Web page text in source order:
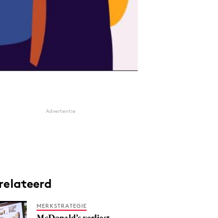
Advertentie
MERKSTRATEGIE